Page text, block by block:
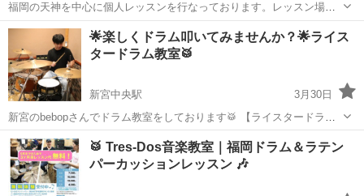
福岡の天神を中心に個人レッスンを行なっております。レッスン場所
は主にスタジオを借りてしています。初心者から経験者まで対応可能
に通っていただいております...
福岡 福岡市 天神駅 ドラム レッスン
🌟楽しくドラム叩いてみませんか？🌟ライス
タードラム教室🥁
新宮中央駅
3月30日
新宮のbebopさんでドラム教室をしております🥁 【ライスタードラム
教室】です😊 子どもから大人まで様々な年代の方に レッスンしており
ます‼️ ⚫︎とりあえずドラムを触ってみたい ⚫︎新たな趣味にドラムを取
り入れたい ⚫︎...
福岡 糟屋郡 ドラム レッスン
🥁 Tres-Dos音楽教室｜福岡ドラム＆ラテン
パーカッションレッスン 🎶